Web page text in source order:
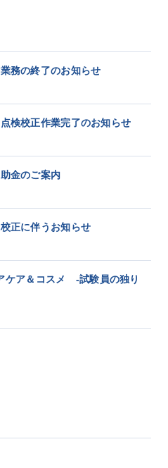
務の終了のお知らせ
検校正作業完了のお知らせ
金のご案内
正に伴うお知らせ
ア＆コスメ -試験員の独り